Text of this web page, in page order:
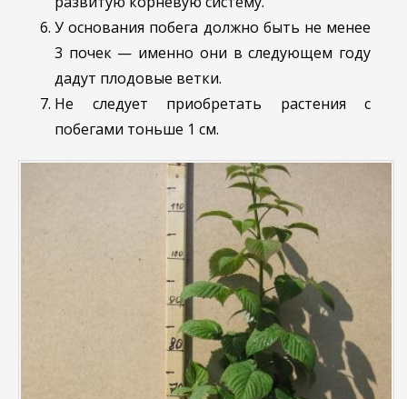
У основания побега должно быть не менее
3 почек — именно они в следующем году
дадут плодовые ветки.
Не следует приобретать растения с
побегами тоньше 1 см.